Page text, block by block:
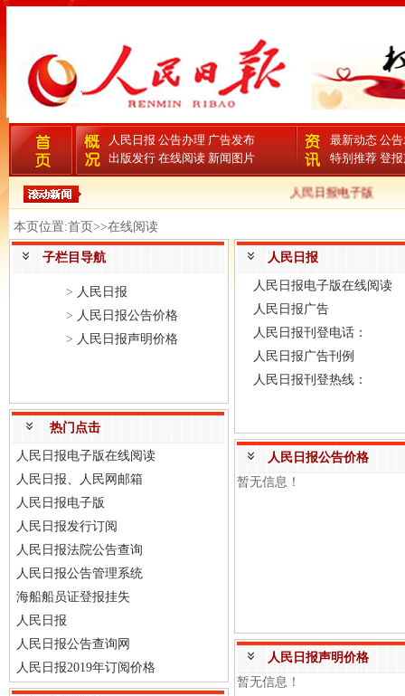
人民日报 公告办理 广告发布
出版发行 在线阅读 新闻图片
最新动态 公
特别推荐 登
人民日报电子版
本页位置:首页>>在线阅读
子栏目导航
> 人民日报
> 人民日报公告价格
> 人民日报声明价格
热门点击
人民日报电子版在线阅读
人民日报、人民网邮箱
人民日报电子版
人民日报发行订阅
人民日报法院公告查询
人民日报公告管理系统
海船船员证登报挂失
人民日报
人民日报公告查询网
人民日报2019年订阅价格
人民日报
人民日报电子版在线阅读
人民日报广告
人民日报刊登电话：
人民日报广告刊例
人民日报刊登热线：
人民日报公告价格
暂无信息！
人民日报声明价格
暂无信息！